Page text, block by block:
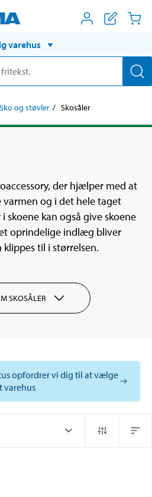
varehus
Sko og støvler Skosåler
der hjælper med at
og i det hele taget
skoene kan også give skoene
oprindelige indlæg bliver
klippes til i størrelsen.
SKOSÅLER
opfordrer vi dig til at vælge
varehus